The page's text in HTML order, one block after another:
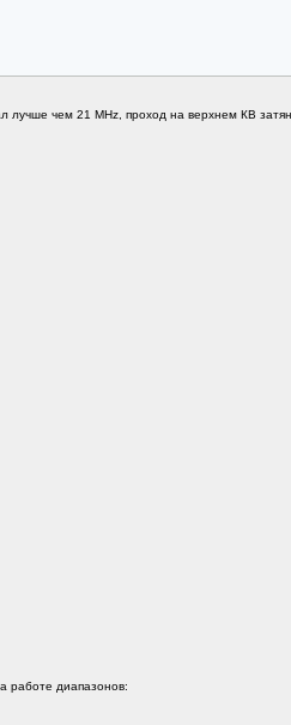
чем 21 MHz, проход на верхнем КВ
работе диапазонов: